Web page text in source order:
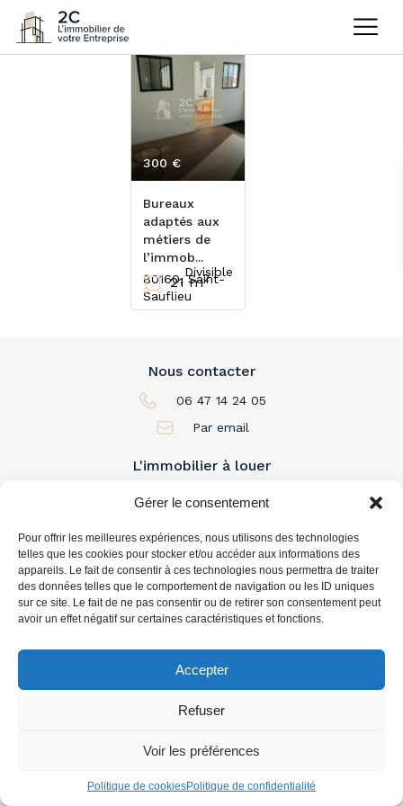
Gérer le consentement
Pour offrir les meilleures expériences, nous utilisons des technologies
telles que les cookies pour stocker et/ou accéder aux informations des
appareils. Le fait de consentir à ces technologies nous permettra de traiter
des données telles que le comportement de navigation ou les ID uniques
sur ce site. Le fait de ne pas consentir ou de retirer son consentement peut
avoir un effet négatif sur certaines caractéristiques et fonctions.
Accepter
Refuser
Voir les préférences
Politique de cookiesPolitique de confidentialité
Bureaux
adaptés aux
métiers de
l’immob...
Divisible
300 €
80160, Saint-
Sauflieu
21 m2
L'immobilier à louer
Vous accompagner
Nous contacter
06 47 14 24 05
Par email